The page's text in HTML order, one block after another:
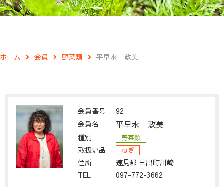
ホーム 会員 野菜類 平早水 政美
会員番号
92
会員名
平早水 政美
種別 野菜類
取扱い品 ねぎ
住所
速見郡 日出町川崎
TEL
097-772-3662